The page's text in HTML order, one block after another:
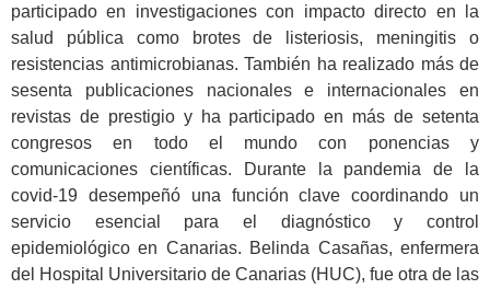
participado en investigaciones con impacto directo en la
salud pública como brotes de listeriosis, meningitis o
resistencias antimicrobianas. También ha realizado más de
sesenta publicaciones nacionales e internacionales en
revistas de prestigio y ha participado en más de setenta
congresos en todo el mundo con ponencias y
comunicaciones científicas. Durante la pandemia de la
covid-19 desempeñó una función clave coordinando un
servicio esencial para el diagnóstico y control
epidemiológico en Canarias. Belinda Casañas, enfermera
del Hospital Universitario de Canarias (HUC), fue otra de las